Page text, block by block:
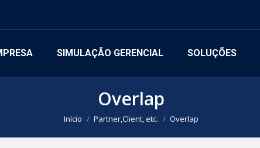
SIMULAÇÃO GERENCIAL SOLUÇÕES
Overlap
Você está aqui:
Início Partner,Client, etc. Overlap